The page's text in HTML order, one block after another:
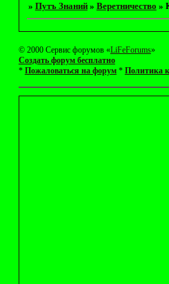
» Путъ Знаний » Веретничество »
© 2000 Сервис форумов «LiFeForums»
Создать форум бесплатно
* Пожаловаться на форум* Политика